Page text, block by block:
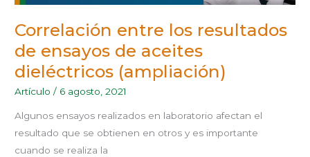
Correlación entre los resultados
de ensayos de aceites
dieléctricos (ampliación)
Artículo / 6 agosto, 2021
Algunos ensayos realizados en laboratorio afectan el
resultado que se obtienen en otros y es importante
cuando se realiza la